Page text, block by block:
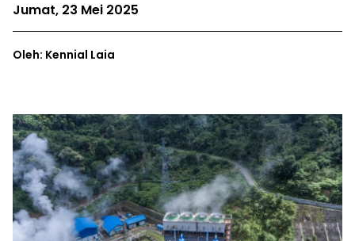
Jumat, 23 Mei 2025
Oleh: Kennial Laia